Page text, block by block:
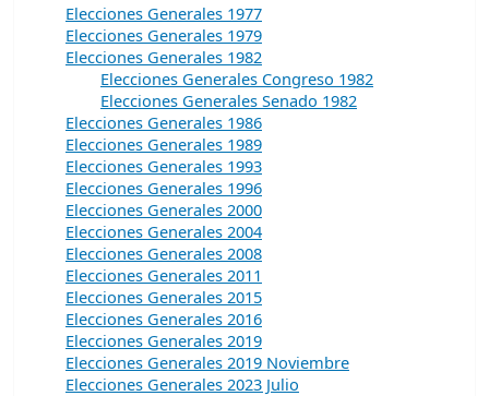
Elecciones Generales 1977
Elecciones Generales 1979
Elecciones Generales 1982
Elecciones Generales Congreso 1982
Elecciones Generales Senado 1982
Elecciones Generales 1986
Elecciones Generales 1989
Elecciones Generales 1993
Elecciones Generales 1996
Elecciones Generales 2000
Elecciones Generales 2004
Elecciones Generales 2008
Elecciones Generales 2011
Elecciones Generales 2015
Elecciones Generales 2016
Elecciones Generales 2019
Elecciones Generales 2019 Noviembre
Elecciones Generales 2023 Julio